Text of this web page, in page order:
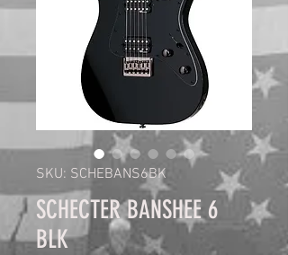
SKU: SCHEBANS6BK
SCHECTER BANSHEE 6
BLK